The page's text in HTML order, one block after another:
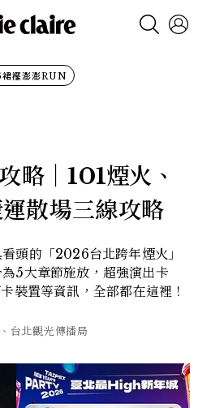
襬澎澎RUN
略｜101煙火、
散場三線攻略
頭的「2026台北跨年煙火」
5大章節施放，超強演出卡
裝置等資訊，全部都在這裡！
台北觀光傳播局